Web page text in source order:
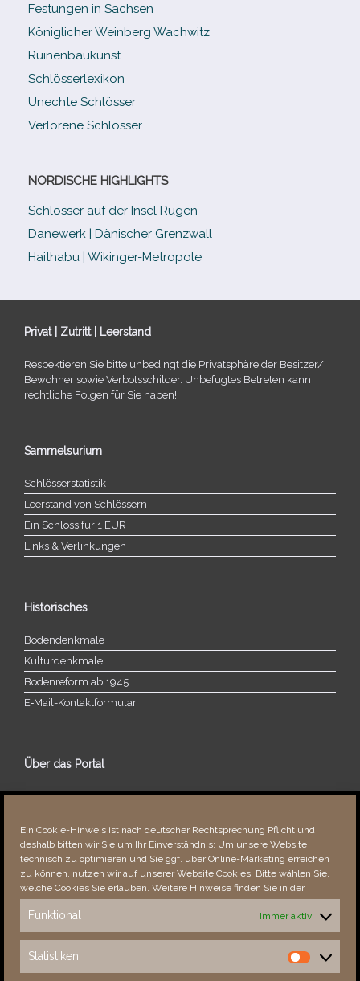
Ein Cookie-Hinweis ist nach deutscher Rechtsprechung Pflicht und
deshalb bitten wir Sie um Ihr Einverständnis: Um unsere Website
technisch zu optimieren und Sie ggf. über Online-Marketing erreichen
zu können, nutzen wir auf unserer Website Cookies. Bitte wählen Sie,
welche Cookies Sie erlauben. Weitere Hinweise finden Sie in der
Funktional Immer aktiv
Statistiken
Statistiken
Festungen in Sachsen
Königlicher Weinberg Wachwitz
Ruinenbaukunst
Schlösserlexikon
Unechte Schlösser
Verlorene Schlösser
NORDISCHE HIGHLIGHTS
Schlösser auf der Insel Rügen
Danewerk | Dänischer Grenzwall
Haithabu | Wikinger-Metropole
Privat | Zutritt | Leerstand
Respektieren Sie bitte unbe­dingt die Privatsphäre der Besitzer/​
Bewohner sowie Verbotsschilder. Unbefugtes Betreten kann
recht­li­che Folgen für Sie haben!
Sammelsurium
Schlösserstatistik
Leerstand von Schlössern
Ein Schloss für 1 EUR
Links & Verlinkungen
Historisches
Bodendenkmale
Kulturdenkmale
Bodenreform ab 1945
E‑Mail-​​Kontaktformular
Über das Portal
Über dieses Portal
Fehler bemerkt?
Besucher seit 08/​2021